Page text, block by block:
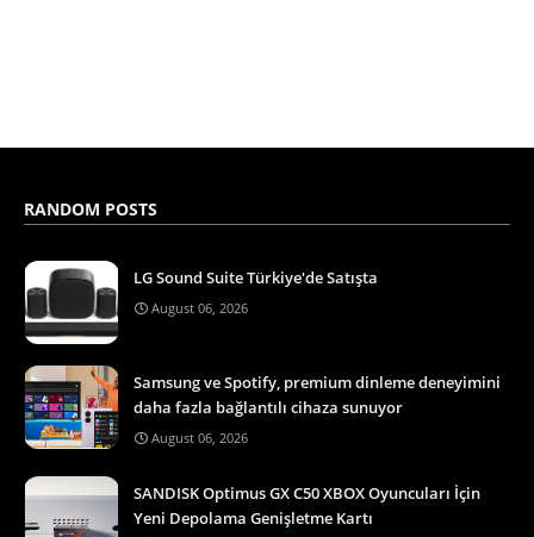
RANDOM POSTS
LG Sound Suite Türkiye'de Satışta
August 06, 2026
Samsung ve Spotify, premium dinleme deneyimini
daha fazla bağlantılı cihaza sunuyor
August 06, 2026
SANDISK Optimus GX C50 XBOX Oyuncuları İçin
Yeni Depolama Genişletme Kartı